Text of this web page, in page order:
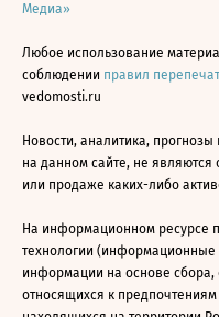
Медиа»
Любое использование
соблюдении правил
vedomosti.ru
Новости, аналитика,
на данном сайте, не
или продаже каких-либо
На информационном ресурсе
технологии (информационные
информации на основе сбора,
относящихся к